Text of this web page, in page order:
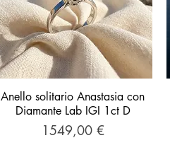
Vista rapida
Anello solitario Anastasia con
Diamante Lab IGI 1ct D
Prezzo
1549,00 €